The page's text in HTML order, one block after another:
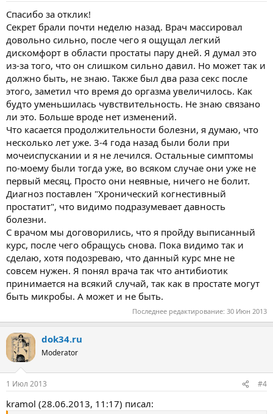
Спасибо за отклик!
Секрет брали почти неделю назад. Врач массировал
довольно сильно, после чего я ощущал легкий
дискомфорт в области простаты пару дней. Я думал это
из-за того, что он слишком сильно давил. Но может так и
должно быть, не знаю. Также был два раза секс после
этого, заметил что время до оргазма увеличилось. Как
будто уменьшилась чувствительность. Не знаю связано
ли это. Больше вроде нет изменений.
Что касается продолжительности болезни, я думаю, что
несколько лет уже. 3-4 года назад были боли при
мочеиспускании и я не лечился. Остальные симптомы
по-моему были тогда уже, во всяком случае они уже не
первый месяц. Просто они неявные, ничего не болит.
Диагноз поставлен "Хронический когнестивный
простатит", что видимо подразумевает давность
болезни.
С врачом мы договорились, что я пройду выписанный
курс, после чего обращусь снова. Пока видимо так и
сделаю, хотя подозреваю, что данный курс мне не
совсем нужен. Я понял врача так что антибиотик
принимается на всякий случай, так как в простате могут
быть микробы. А может и не быть.
Последнее редактирование: 30 Июн 2013
dok34.ru
Moderator
1 Июл 2013 #4
kramol (28.06.2013, 11:17) писал: